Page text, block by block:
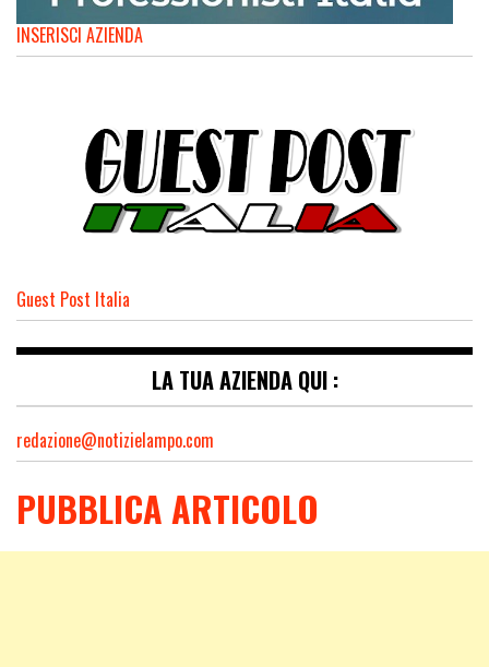
INSERISCI AZIENDA
Guest Post Italia
LA TUA AZIENDA QUI :
redazione@notizielampo.com
PUBBLICA ARTICOLO